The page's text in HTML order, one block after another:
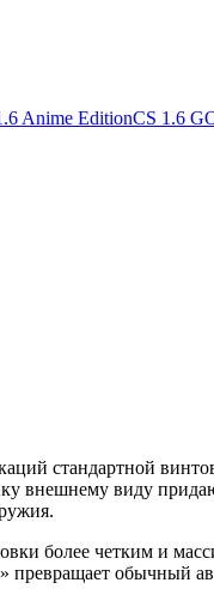
Anime EditionCS 1.6
стандартной
внешнему виду
более четким и
обычный